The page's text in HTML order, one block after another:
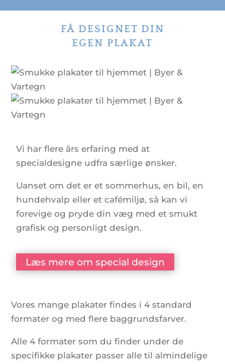
FÅ DESIGNET DIN
EGEN PLAKAT
Vi har flere års erfaring med at
specialdesigne udfra særlige ønsker.
Uanset om det er et sommerhus, en bil, en
hundehvalp eller et cafémiljø, så kan vi
forevige og pryde din væg med et smukt
grafisk og personligt design.
Læs mere om special design
Vores mange plakater findes i 4 standard
formater og med flere baggrundsfarver.
Alle 4 formater som du finder under de
specifikke plakater passer alle til almindelige